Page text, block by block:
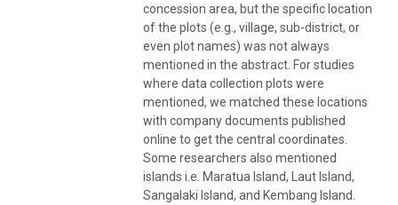
concession area, but the specific location
of the plots (e.g., village, sub-district, or
even plot names) was not always
mentioned in the abstract. For studies
where data collection plots were
mentioned, we matched these locations
with company documents published
online to get the central coordinates.
Some researchers also mentioned
islands i.e. Maratua Island, Laut Island,
Sangalaki Island, and Kembang Island.